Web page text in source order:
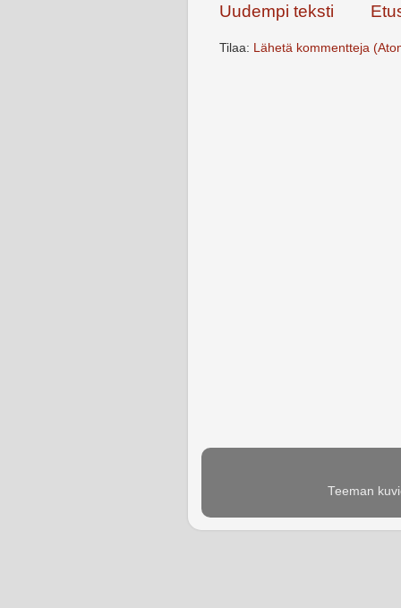
Uudempi teksti
Tilaa: Lähetä kommentteja
Teeman